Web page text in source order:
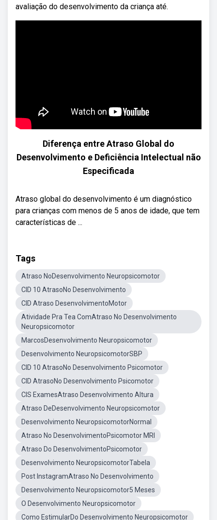
avaliação do desenvolvimento da criança até.
Diferença entre Atraso Global do
Desenvolvimento e Deficiência Intelectual não
Especificada
Atraso global do desenvolvimento é um diagnóstico
para crianças com menos de 5 anos de idade, que tem
características de ...
Tags
Atraso NoDesenvolvimento Neuropsicomotor
CID 10 AtrasoNo Desenvolvimento
CID Atraso DesenvolvimentoMotor
Atividade Pra Tea ComAtraso No Desenvolvimento
Neuropsicomotor
MarcosDesenvolvimento Neuropsicomotor
Desenvolvimento NeuropsicomotorSBP
CID 10 AtrasoNo Desenvolvimento Psicomotor
CID AtrasoNo Desenvolvimento Psicomotor
CIS ExamesAtraso Desenvolvimento Altura
Atraso DeDesenvolvimento Neuropsicomotor
Desenvolvimento NeuropsicomotorNormal
Atraso No DesenvolvimentoPsicomotor MRI
Atraso Do DesenvolvimentoPsicomotor
Desenvolvimento NeuropsicomotorTabela
Post InstagramAtraso No Desenvolvimento
Desenvolvimento Neuropsicomotor5 Meses
O Desenvolvimento Neuropsicomotor
Como EstimularDo Desenvolvimento Neuropsicomotor